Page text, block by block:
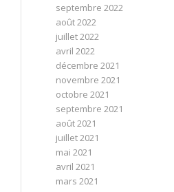
septembre 2022
août 2022
juillet 2022
avril 2022
décembre 2021
novembre 2021
octobre 2021
septembre 2021
août 2021
juillet 2021
mai 2021
avril 2021
mars 2021